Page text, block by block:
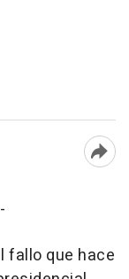
fallo que hace